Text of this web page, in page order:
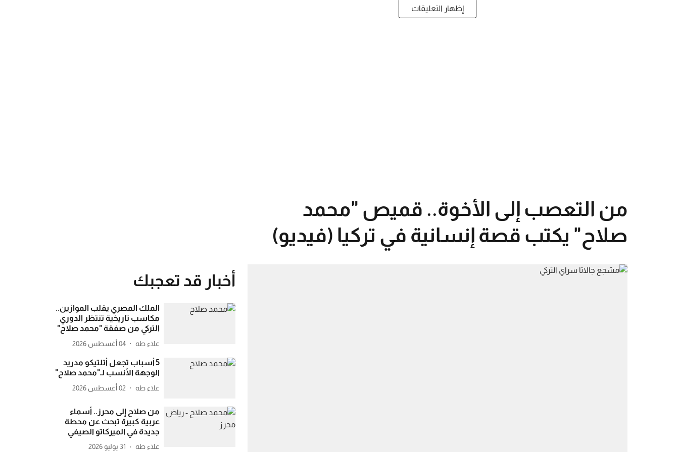
إظهار التعليقات
من التعصب إلى الأخوة.. قميص "محمد
صلاح" يكتب قصة إنسانية في تركيا (فيديو)
أخبار قد تعجبك
الملك المصري يقلب الموازين..
مكاسب تاريخية تنتظر الدوري
التركي من صفقة "محمد صلاح"
علاء طه 04 أغسطس 2026
5 أسباب تجعل أتلتيكو مدريد
الوجهة الأنسب لـ"محمد صلاح"
علاء طه 02 أغسطس 2026
من صلاح إلى محرز.. أسماء
عربية كبيرة تبحث عن محطة
جديدة في الميركاتو الصيفي
علاء طه 31 يوليو 2026